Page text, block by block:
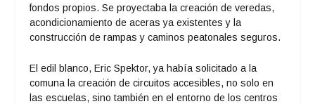
fondos propios. Se proyectaba la creación de veredas,
acondicionamiento de aceras ya existentes y la
construcción de rampas y caminos peatonales seguros.
El edil blanco, Eric Spektor, ya había solicitado a la
comuna la creación de circuitos accesibles, no solo en
las escuelas, sino también en el entorno de los centros